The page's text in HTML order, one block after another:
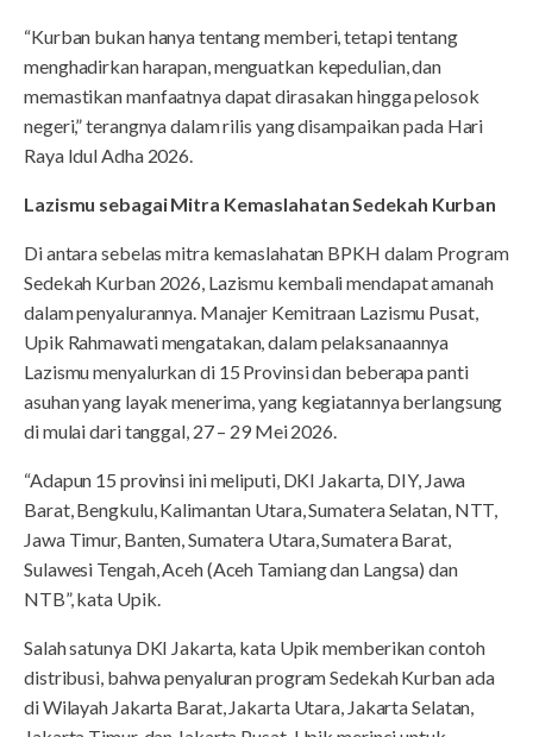
“Kurban bukan hanya tentang memberi, tetapi tentang
menghadirkan harapan, menguatkan kepedulian, dan
memastikan manfaatnya dapat dirasakan hingga pelosok
negeri,” terangnya dalam rilis yang disampaikan pada Hari
Raya Idul Adha 2026.
Lazismu sebagai Mitra Kemaslahatan Sedekah Kurban
Di antara sebelas mitra kemaslahatan BPKH dalam Program
Sedekah Kurban 2026, Lazismu kembali mendapat amanah
dalam penyalurannya. Manajer Kemitraan Lazismu Pusat,
Upik Rahmawati mengatakan, dalam pelaksanaannya
Lazismu menyalurkan di 15 Provinsi dan beberapa panti
asuhan yang layak menerima, yang kegiatannya berlangsung
di mulai dari tanggal, 27 – 29 Mei 2026.
“Adapun 15 provinsi ini meliputi, DKI Jakarta, DIY, Jawa
Barat, Bengkulu, Kalimantan Utara, Sumatera Selatan, NTT,
Jawa Timur, Banten, Sumatera Utara, Sumatera Barat,
Sulawesi Tengah, Aceh (Aceh Tamiang dan Langsa) dan
NTB”, kata Upik.
Salah satunya DKI Jakarta, kata Upik memberikan contoh
distribusi, bahwa penyaluran program Sedekah Kurban ada
di Wilayah Jakarta Barat, Jakarta Utara, Jakarta Selatan,